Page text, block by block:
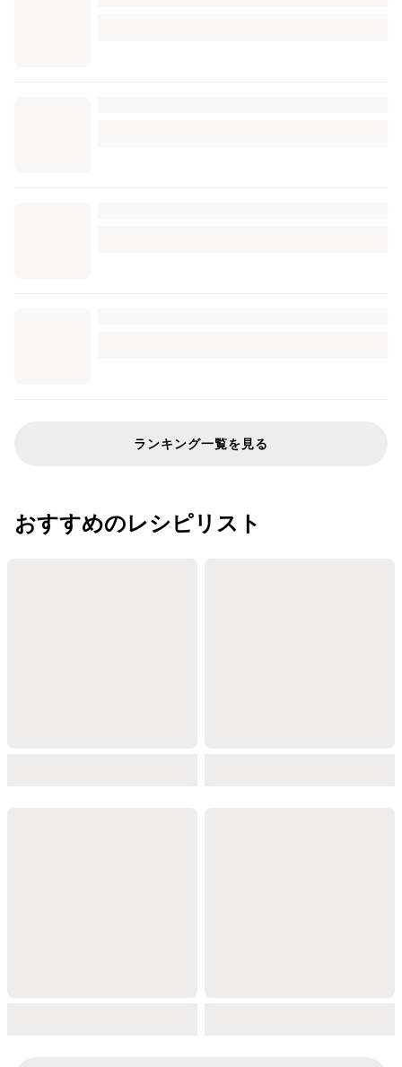
ランキング一覧を見る
おすすめのレシピリスト